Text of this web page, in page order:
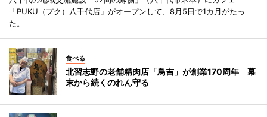
「PUKU（プク）八千代店」がオープンして、8月5日で1カ月がたっ
た。
食べる
北習志野の老舗精肉店「鳥吉」が創業170周年 幕
末から続くのれん守る